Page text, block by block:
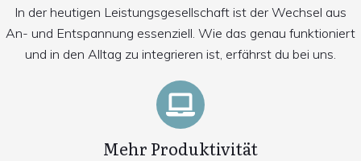
In der heutigen Leistungsgesellschaft ist der Wechsel aus
An- und Entspannung essenziell. Wie das genau funktioniert
und in den Alltag zu integrieren ist, erfährst du bei uns.
Mehr Produktivität